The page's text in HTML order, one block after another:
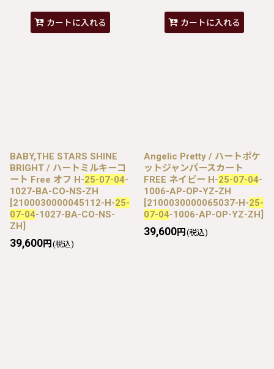
カートに入れる カートに入れる
BABY,THE STARS SHINE
BRIGHT / ハートミルキーコ
ート Free オフ H-25-07-04-
1027-BA-CO-NS-ZH
[2100030000045112-H-25-
07-04-1027-BA-CO-NS-
ZH]
39,600円 (税込)
Angelic Pretty / ハートポケ
ットジャンパースカート
FREE ネイビー H-25-07-04-
1006-AP-OP-YZ-ZH
[2100030000065037-H-25-
07-04-1006-AP-OP-YZ-ZH]
39,600円 (税込)